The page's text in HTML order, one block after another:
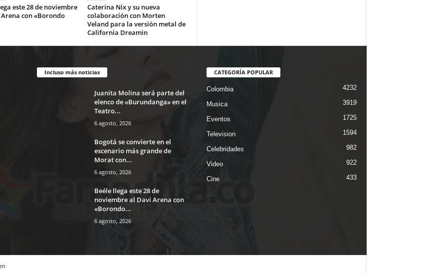
este 28 de noviembre
con «Borondo
Caterina Nix y su nueva
colaboración con Morten
Veland para la versión metal de
California Dreamin
Incluso más noticias
Juanita Molina será parte del
elenco de «Burundanga» en el
Teatro...
6 agosto, 2026
Bogotá se convierte en el
escenario más grande de
Morat con...
6 agosto, 2026
Beéle llega este 28 de
noviembre al Davi Arena con
«Borondo...
6 agosto, 2026
CATEGORÍA POPULAR
Colombia 4232
Musica 3919
Eventos 1725
Television 1594
Celebridades 982
Video 922
Cine 433